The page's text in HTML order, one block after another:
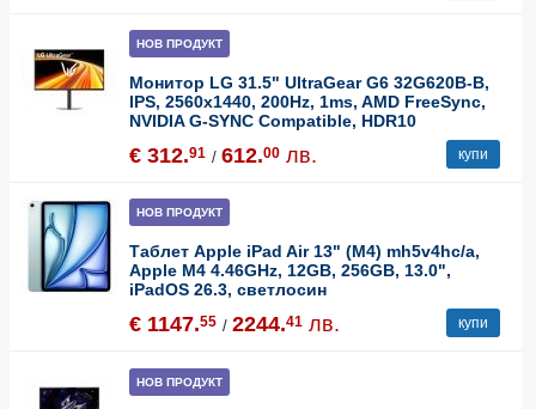
НОВ ПРОДУКТ
Монитор LG 31.5" UltraGear G6 32G620B-B,
IPS, 2560x1440, 200Hz, 1ms, AMD FreeSync,
NVIDIA G-SYNC Compatible, HDR10
€ 312.91 / 612.00 лв. купи
НОВ ПРОДУКТ
Таблет Apple iPad Air 13" (M4) mh5v4hc/a,
Apple M4 4.46GHz, 12GB, 256GB, 13.0",
iPadOS 26.3, светлосин
€ 1147.55 / 2244.41 лв. купи
НОВ ПРОДУКТ